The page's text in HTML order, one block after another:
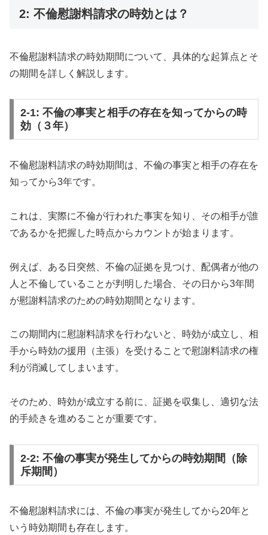
2: 不倫慰謝料請求の時効とは？
不倫慰謝料請求の時効期間について、具体的な起算点とそ
の期間を詳しく解説します。
2-1: 不倫の事実と相手の存在を知ってからの時
効（３年）
不倫慰謝料請求の時効期間は、不倫の事実と相手の存在を
知ってから3年です。
これは、実際に不倫が行われた事実を知り、その相手が誰
であるかを把握した時点からカウントが始まります。
例えば、ある日突然、不倫の証拠を見つけ、配偶者が他の
人と不倫していることが判明した場合、その日から3年間
が慰謝料請求のための時効期間となります。
この期間内に慰謝料請求を行わないと、時効が成立し、相
手から時効の援用（主張）を受けることで慰謝料請求の権
利が消滅してしまいます。
そのため、時効が成立する前に、証拠を収集し、適切な法
的手続きを進めることが重要です。
2-2: 不倫の事実が発生してからの時効期間（除
斥期間）
不倫慰謝料請求には、不倫の事実が発生してから20年と
いう時効期間も存在します。